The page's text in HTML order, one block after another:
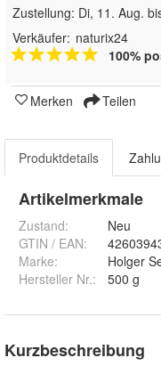
Zustellung: Di, 11. Aug.
Verkäufer: naturix24
100%
Merken Teilen
Produktdetails
Artikelmerkmale
Zustand:
Neu
GTIN / EAN:
Marke:
Holger
Hersteller Nr.:
500 g
Kurzbeschreibung